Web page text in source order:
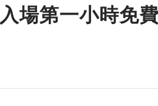
場第一小時免費